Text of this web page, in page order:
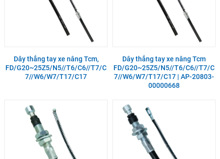
Dây thắng tay xe nâng Tcm,
FD/G20~25Z5/N5//T6/C6//T7/C
7//W6/W7/T17/C17
Dây thắng tay xe nâng Tcm
FD/G20~25Z5/N5//T6/C6//T7/C
7//W6/W7/T17/C17 | AP-20803-
00000668